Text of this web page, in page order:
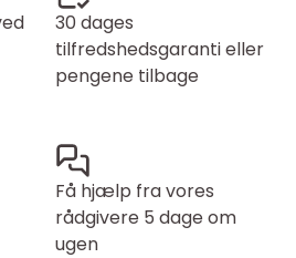
30 dages
tilfredshedsgaranti eller
pengene tilbage
Få hjælp fra vores
rådgivere 5 dage om
ugen